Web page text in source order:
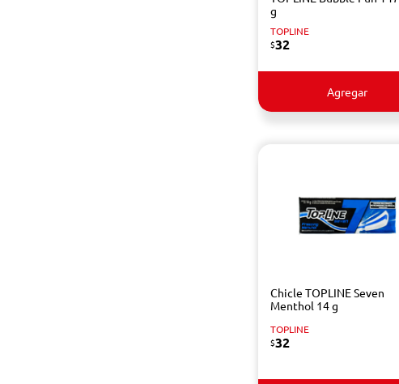
g
TOPLINE
$32
Agregar
Chicle TOPLINE Seven
Menthol 14 g
TOPLINE
$32